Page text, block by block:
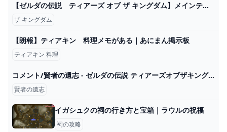
【ゼルダの伝説 ティアーズ オブ ザ キングダム】メインテーマ (スタッフロール Ver.) - YouTube
ザ キングダム
【朗報】ティアキン 料理メモがある｜あにまん掲示板
ティアキン 料理
コメント/賢者の遺志 - ゼルダの伝説 ティアーズオブザキングダム 攻略Wiki ティアキン ： ヘイグ攻略まとめWiki
賢者の遺志
イガシュクの祠の行き方と宝箱｜ラウルの祝福
祠の攻略